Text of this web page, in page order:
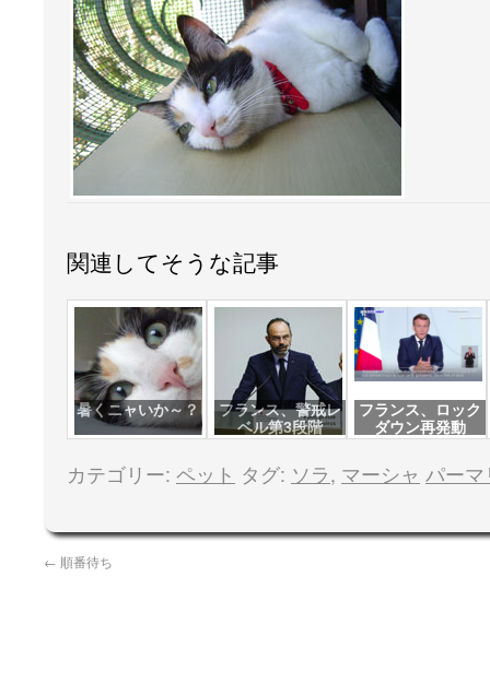
関連してそうな記事
暑くニャいか～？
フランス、警戒レ
ベル第3段階
フランス、ロック
ダウン再発動
カテゴリー: ペット タグ: ソラ, マーシャ パー
← 順番待ち